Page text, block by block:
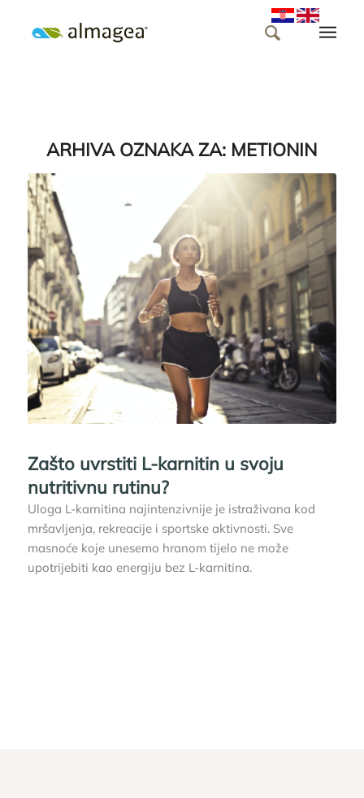
ARHIVA OZNAKA ZA: METIONIN
Zašto uvrstiti L-karnitin u svoju
nutritivnu rutinu?
Uloga L-karnitina najintenzivnije je istraživana kod
mršavljenja, rekreacije i sportske aktivnosti. Sve
masnoće koje unesemo hranom tijelo ne može
upotrijebiti kao energiju bez L-karnitina.